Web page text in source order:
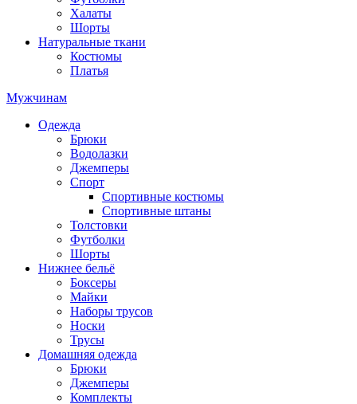
Халаты
Шорты
Натуральные ткани
Костюмы
Платья
Мужчинам
Одежда
Брюки
Водолазки
Джемперы
Спорт
Спортивные костюмы
Спортивные штаны
Толстовки
Футболки
Шорты
Нижнее бельё
Боксеры
Майки
Наборы трусов
Носки
Трусы
Домашняя одежда
Брюки
Джемперы
Комплекты